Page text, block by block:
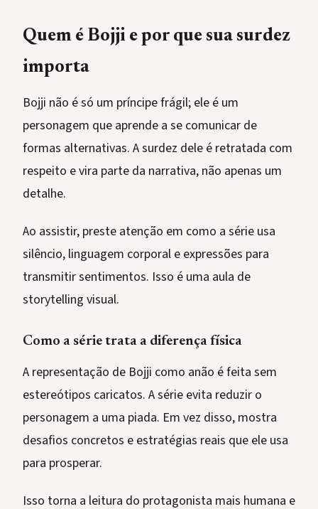
Quem é Bojji e por que sua surdez
importa
Bojji não é só um príncipe frágil; ele é um
personagem que aprende a se comunicar de
formas alternativas. A surdez dele é retratada com
respeito e vira parte da narrativa, não apenas um
detalhe.
Ao assistir, preste atenção em como a série usa
silêncio, linguagem corporal e expressões para
transmitir sentimentos. Isso é uma aula de
storytelling visual.
Como a série trata a diferença física
A representação de Bojji como anão é feita sem
estereótipos caricatos. A série evita reduzir o
personagem a uma piada. Em vez disso, mostra
desafios concretos e estratégias reais que ele usa
para prosperar.
Isso torna a leitura do protagonista mais humana e